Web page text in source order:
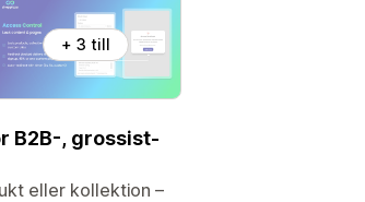
+ 3 till
B2B-, grossist-
eller kollektion –